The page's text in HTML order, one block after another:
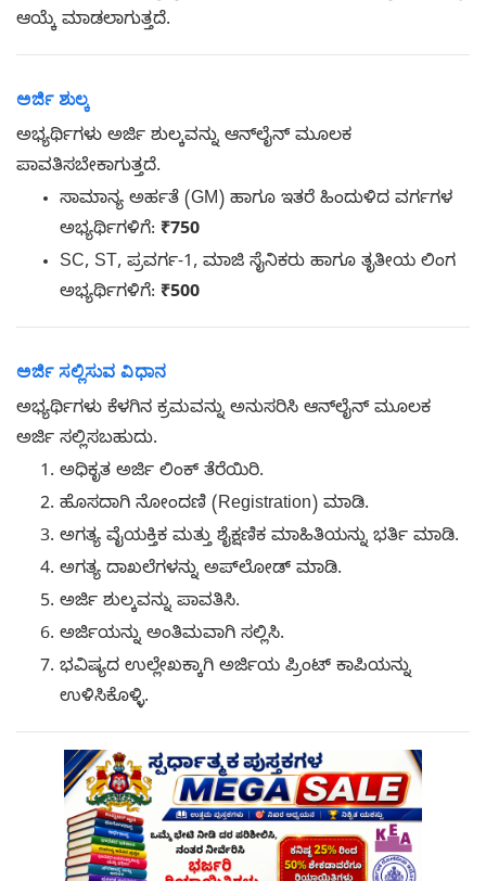
ಆಯ್ಕೆ ಮಾಡಲಾಗುತ್ತದೆ.
ಅರ್ಜಿ ಶುಲ್ಕ
ಅಭ್ಯರ್ಥಿಗಳು ಅರ್ಜಿ ಶುಲ್ಕವನ್ನು ಆನ್‌ಲೈನ್ ಮೂಲಕ
ಪಾವತಿಸಬೇಕಾಗುತ್ತದೆ.
ಸಾಮಾನ್ಯ ಅರ್ಹತೆ (GM) ಹಾಗೂ ಇತರೆ ಹಿಂದುಳಿದ ವರ್ಗಗಳ
ಅಭ್ಯರ್ಥಿಗಳಿಗೆ: ₹750
SC, ST, ಪ್ರವರ್ಗ-1, ಮಾಜಿ ಸೈನಿಕರು ಹಾಗೂ ತೃತೀಯ ಲಿಂಗ
ಅಭ್ಯರ್ಥಿಗಳಿಗೆ: ₹500
ಅರ್ಜಿ ಸಲ್ಲಿಸುವ ವಿಧಾನ
ಅಭ್ಯರ್ಥಿಗಳು ಕೆಳಗಿನ ಕ್ರಮವನ್ನು ಅನುಸರಿಸಿ ಆನ್‌ಲೈನ್ ಮೂಲಕ
ಅರ್ಜಿ ಸಲ್ಲಿಸಬಹುದು.
ಅಧಿಕೃತ ಅರ್ಜಿ ಲಿಂಕ್ ತೆರೆಯಿರಿ.
ಹೊಸದಾಗಿ ನೋಂದಣಿ (Registration) ಮಾಡಿ.
ಅಗತ್ಯ ವೈಯಕ್ತಿಕ ಮತ್ತು ಶೈಕ್ಷಣಿಕ ಮಾಹಿತಿಯನ್ನು ಭರ್ತಿ ಮಾಡಿ.
ಅಗತ್ಯ ದಾಖಲೆಗಳನ್ನು ಅಪ್‌ಲೋಡ್ ಮಾಡಿ.
ಅರ್ಜಿ ಶುಲ್ಕವನ್ನು ಪಾವತಿಸಿ.
ಅರ್ಜಿಯನ್ನು ಅಂತಿಮವಾಗಿ ಸಲ್ಲಿಸಿ.
ಭವಿಷ್ಯದ ಉಲ್ಲೇಖಕ್ಕಾಗಿ ಅರ್ಜಿಯ ಪ್ರಿಂಟ್ ಕಾಪಿಯನ್ನು
ಉಳಿಸಿಕೊಳ್ಳಿ.